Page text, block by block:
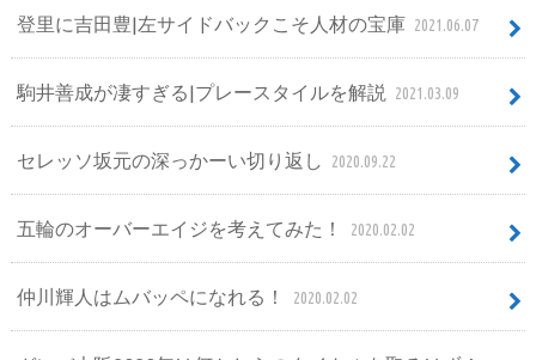
登里に吉田豊|左サイドバックこそ人材の宝庫 2021.06.07
駒井善成が凄すぎる|プレースタイルを解説 2021.03.09
セレッソ坂元の深っかーい切り返し 2020.09.22
五輪のオーバーエイジを考えてみた！ 2020.02.02
仲川輝人はムバッペになれる！ 2020.02.02